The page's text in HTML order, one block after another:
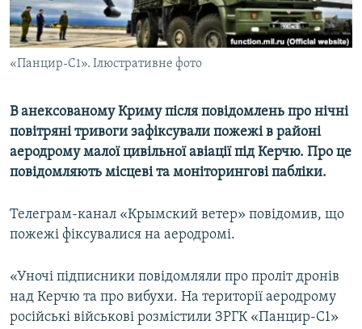
СВІДЧЕННЯ ОКУПАЦІЇ
УКРАЇНСЬКА ПРОБЛЕМА КРИМУ
ІНФОГРАФІКА
Qırımtatar
ДОЛУЧАЙСЯ!
Усі сайти RFE/RL
«Панцир-С1». Ілюстративне фото
В анексованому Криму після повідомлень про нічні
повітряні тривоги зафіксували пожежі в районі
аеродрому малої цивільної авіації під Керчю. Про це
повідомляють місцеві та моніторингові пабліки.
Телеграм-канал «Крымский ветер» повідомив, що
пожежі фіксувалися на аеродромі.
«Уночі підписники повідомляли про проліт дронів
над Керчю та про вибухи. На території аеродрому
російські військові розмістили ЗРГК «Панцир-С1»